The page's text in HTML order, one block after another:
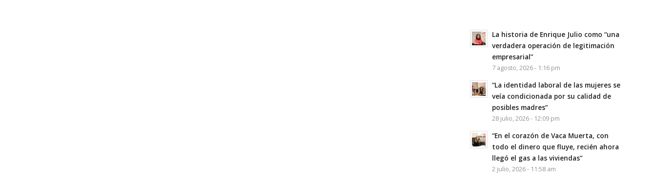
La historia de Enrique Julio como “una
verdadera operación de legitimación
empresarial”
7 agosto, 2026 - 1:16 pm
“La identidad laboral de las mujeres se
veía condicionada por su calidad de
posibles madres”
28 julio, 2026 - 12:09 pm
“En el corazón de Vaca Muerta, con
todo el dinero que fluye, recién ahora
llegó el gas a las viviendas”
2 julio, 2026 - 11:58 am